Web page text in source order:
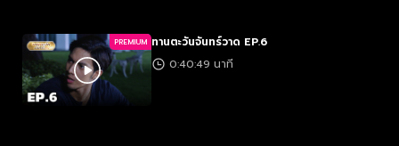
PREMIUM ทานตะวันจันทร์วาด EP.6
0:40:49 นาที